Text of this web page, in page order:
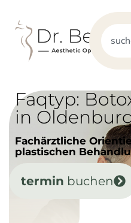
Faqtyp:
in
Fachärztliche
plastischen
termin buchen